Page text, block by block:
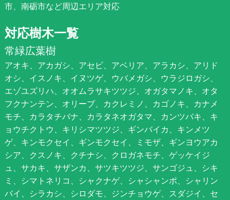
市、南砺市など周辺エリア対応
対応樹木一覧
常緑広葉樹
アオキ、アカガシ、アセビ、アベリア、アラカシ、アリド
オシ、イスノキ、イヌツゲ、ウバメガシ、ウラジロガシ、
エゾユズリハ、オオムラサキツツジ、オガタマノキ、オタ
フクナンテン、オリーブ、カクレミノ、カゴノキ、カナメ
モチ、カラタチバナ、カラタネオガタマ、カンツバキ、キ
ョウチクトウ、キリシマツツジ、ギンバイカ、キンメツ
ゲ、キンモクセイ、ギンモクセイ、ミモザ、ギンヨウアカ
シア、クスノキ、クチナシ、クロガネモチ、ゲッケイジ
ュ、サカキ、サザンカ、サツキツツジ、サンゴジュ、シキ
ミ、シマトネリコ、シャクナゲ、シャシャンポ、シャリン
バイ、シラカシ、シロダモ、ジンチョウゲ、スダジイ、セ